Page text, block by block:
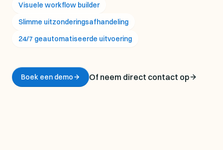
Visuele workflow builder
Slimme uitzonderingsafhandeling
24/7 geautomatiseerde uitvoering
Boek een demo Of neem direct contact op